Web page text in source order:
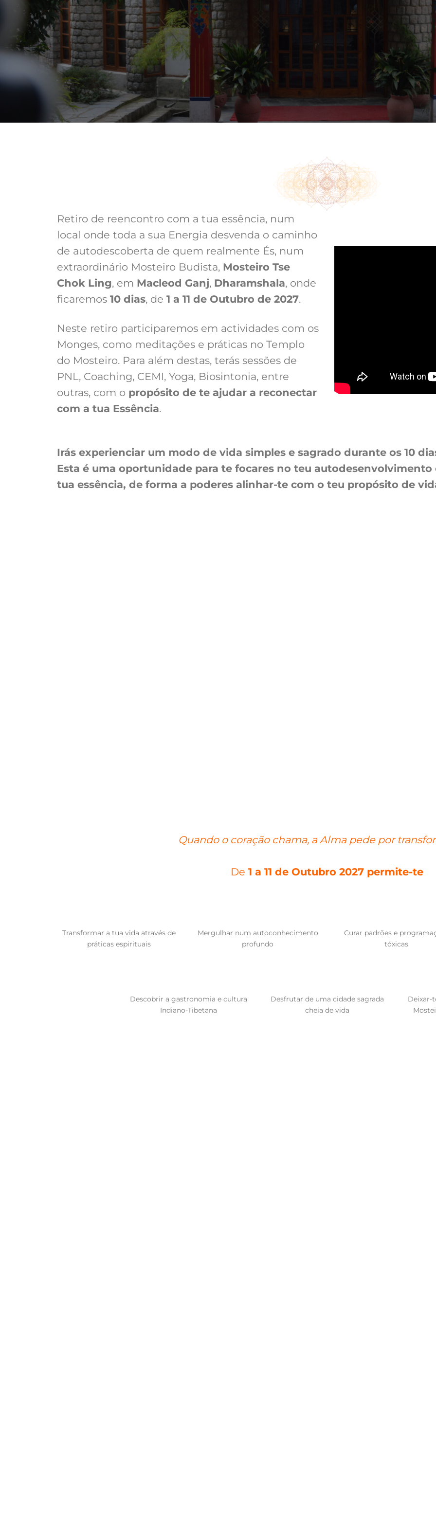
Retiro de reencontro com a tua essência, num
local onde toda a sua Energia desvenda o caminho
de autodescoberta de quem realmente És, num
extraordinário Mosteiro Budista, Mosteiro Tse
Chok Ling, em Macleod Ganj, Dharamshala, onde
ficaremos 10 dias, de 1 a 11 de Outubro de 2027.
Neste retiro participaremos em actividades com os
Monges, como meditações e práticas no Templo
do Mosteiro. Para além destas, terás sessões de
PNL, Coaching, CEMI, Yoga, Biosintonia, entre
outras, com o propósito de te ajudar a reconectar
com a tua Essência.
Irás experienciar um modo de vida simples e sagrado durante os 10
Esta é uma oportunidade para te focares no teu autodesenvolvimento
tua essência, de forma a poderes alinhar-te com o teu propósito de
Quando o coração chama, a Alma pede por
De 1 a 11 de Outubro 2027 permite-te
Transformar a tua vida através de
práticas espirituais
Mergulhar num autoconhecimento
profundo
Curar padrões e
tóxicas
Descobrir a gastronomia e cultura
Indiano-Tibetana
Desfrutar de uma cidade sagrada
cheia de vida
Deixar-